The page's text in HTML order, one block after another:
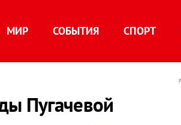
МИР СОБЫТИЯ СПОРТ
Пугачевой